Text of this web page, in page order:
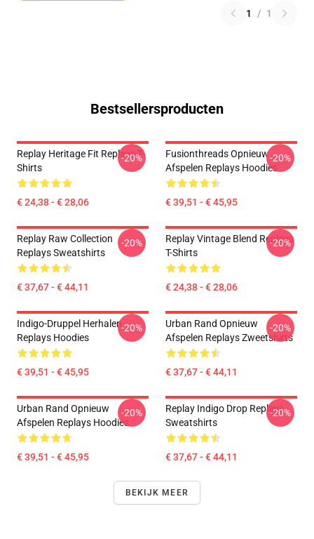
1 / 1
Bestsellersproducten
Replay Heritage Fit Replays T-
Shirts
€ 24,38 - € 28,06
-20%
Fusionthreads Opnieuw
Afspelen Replays Hoodies
€ 39,51 - € 45,95
-20%
Replay Raw Collection
Replays Sweatshirts
€ 37,67 - € 44,11
-20%
Replay Vintage Blend Replays
T-Shirts
€ 24,38 - € 28,06
-20%
Indigo-Druppel Herhalen
Replays Hoodies
€ 39,51 - € 45,95
-20%
Urban Rand Opnieuw
Afspelen Replays Zweetshirts
€ 37,67 - € 44,11
-20%
Urban Rand Opnieuw
Afspelen Replays Hoodies
€ 39,51 - € 45,95
-20%
Replay Indigo Drop Replays
Sweatshirts
€ 37,67 - € 44,11
-20%
BEKIJK MEER